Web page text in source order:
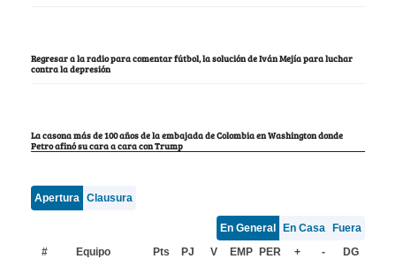
Regresar a la radio para comentar fútbol, la solución de Iván Mejía para luchar
contra la depresión
La casona más de 100 años de la embajada de Colombia en Washington donde
Petro afinó su cara a cara con Trump
Apertura Clausura
En General En Casa Fuera
#
Equipo Pts PJ V EMP PER + - DG